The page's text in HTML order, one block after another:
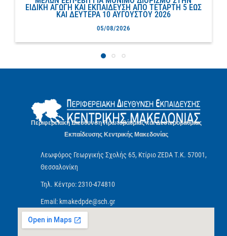
ΕΙΔΙΚΗ ΑΓΩΓΗ ΚΑΙ ΕΚΠΑΙΔΕΥΣΗ ΑΠΟ ΤΕΤΑΡΤΗ 5 ΕΩΣ
ΚΑΙ ΔΕΥΤΕΡΑ 10 ΑΥΓΟΥΣΤΟΥ 2026
05/08/2026
Περιφερειακή Διεύθυνση Πρωτοβάθμιας και Δευτεροβάθμιας
Εκπαίδευσης Κεντρικής Μακεδονίας
Λεωφόρος Γεωργικής Σχολής 65, Κτίριο ZEDA Τ.Κ. 57001,
Θεσσαλονίκη
Τηλ. Κέντρο: 2310-474810
Email: kmakedpde@sch.gr